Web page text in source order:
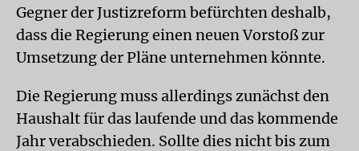
Gegner der Justizreform befürchten deshalb,
dass die Regierung einen neuen Vorstoß zur
Umsetzung der Pläne unternehmen könnte.
Die Regierung muss allerdings zunächst den
Haushalt für das laufende und das kommende
Jahr verabschieden. Sollte dies nicht bis zum